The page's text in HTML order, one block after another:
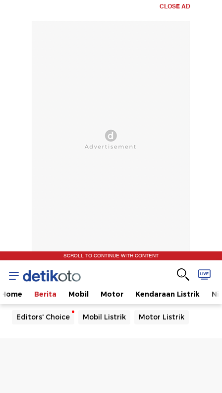
CLOSE AD
SCROLL TO CONTINUE WITH CONTENT
Home Berita Mobil Motor Kendaraan Listrik
Editors' Choice Mobil Listrik Motor Listrik